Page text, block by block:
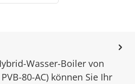
Wasser-Boiler von
80-AC) können Sie Ihr